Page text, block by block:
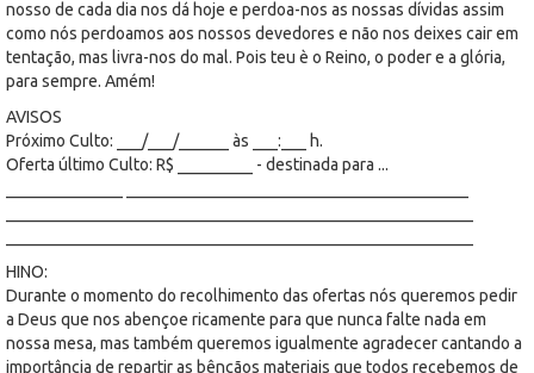
nosso de cada dia nos dá hoje e perdoa-nos as nossas dívidas assim
como nós perdoamos aos nossos devedores e não nos deixes cair em
tentação, mas livra-nos do mal. Pois teu è o Reino, o poder e a glória,
para sempre. Amém!
AVISOS
Próximo Culto: ___/___/______ às ___:___ h.
Oferta último Culto: R$ _________ - destinada para ...
HINO:
Durante o momento do recolhimento das ofertas nós queremos pedir
a Deus que nos abençoe ricamente para que nunca falte nada em
nossa mesa, mas também queremos igualmente agradecer cantando a
importância de repartir as bênçãos materiais que todos recebemos de